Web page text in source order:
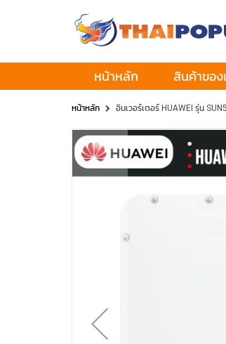
หน้าหลัก สินค้าของ
หน้าหลัก อินเวอร์เตอร์ HUAWEI รุ่น